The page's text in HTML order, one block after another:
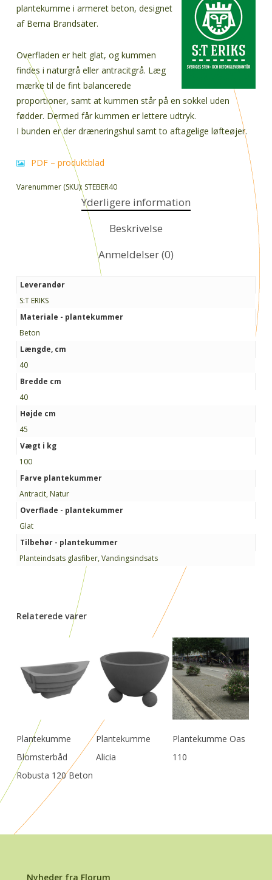
plantekumme i armeret beton, designet
af Berna Brandsäter.
Overfladen er helt glat, og kummen
findes i naturgrå eller antracitgrå. Læg
mærke til de fint balancerede
proportioner, samt at kummen står på en sokkel uden
fødder. Dermed får kummen er lettere udtryk.
I bunden er der dræneringshul samt to aftagelige løfteøjer.
PDF – produktblad
Varenummer (SKU): STEBER40
Yderligere information
Beskrivelse
Anmeldelser (0)
Leverandør
S:T ERIKS
Materiale - plantekummer
Beton
Længde, cm
40
Bredde cm
40
Højde cm
45
Vægt i kg
100
Farve plantekummer
Antracit, Natur
Overflade - plantekummer
Glat
Tilbehør - plantekummer
Planteindsats glasfiber, Vandingsindsats
Relaterede varer
Læs Mere
Plantekumme
Blomsterbåd
Robusta 120 Beton
Plantekumme
Alicia
Plantekumme Oas
110
Nyheder fra Florum